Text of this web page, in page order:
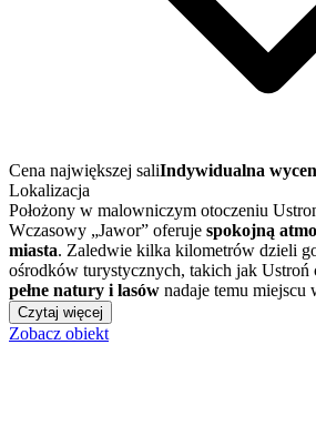
Cena największej saliIndywidualna
Lokalizacja
Położony w malowniczym otoczeniu
Wczasowy „Jawor” oferuje spokojną
miasta. Zaledwie kilka kilometrów dzieli
ośrodków turystycznych, takich jak Ustroń
pełne natury i lasów nadaje temu
Czytaj więcej
Zobacz obiekt